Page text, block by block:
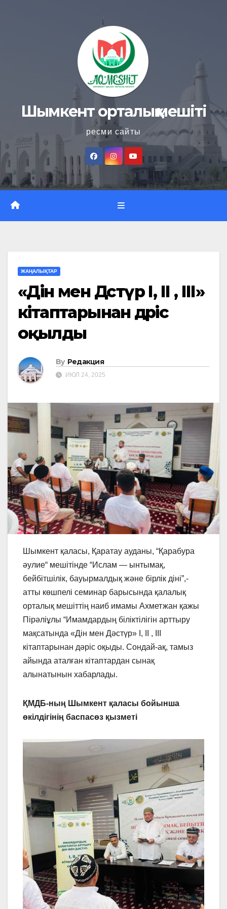
Шымкент орталық мешіті
ресми сайты
ЖАҢАЛЫҚТАР
«Дін мен Дәстүр І, ІІ , ІІІ»
кітаптарынан дәріс
оқылды
By Редакция
ИЮЛ 24, 2025
Шымкент қаласы, Қаратау ауданы, “Қарабура
әулие“ мешітінде “Ислам — ынтымақ,
бейбітшілік, бауырмалдық және бірлік діні”,-
атты көшпелі семинар барысында қалалық
орталық мешіттің наиб имамы Ахметжан қажы
Пірәліұлы “Имамдардың біліктілігін арттыру
мақсатында «Дін мен Дәстүр» І, ІІ , ІІІ
кітаптарынан дәріс оқыды. Сондай-ақ, тамыз
айында аталған кітаптардан сынақ
алынатынын хабарлады.
ҚМДБ-ның Шымкент қаласы бойынша
өкілдігінің баспасөз қызметі